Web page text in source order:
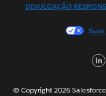
DIVULGAÇÃO
© Copyright 2026